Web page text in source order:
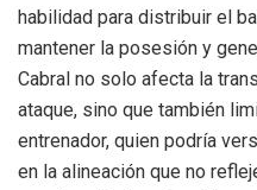
habilidad para distribuir el
mantener la posesión y
Cabral no solo afecta la
ataque, sino que también
entrenador, quien podría
en la alineación que no